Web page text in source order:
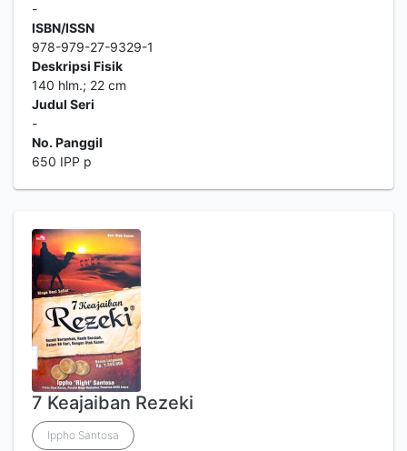
-
ISBN/ISSN
978-979-27-9329-1
Deskripsi Fisik
140 hlm.; 22 cm
Judul Seri
-
No. Panggil
650 IPP p
7 Keajaiban Rezeki
Ippho Santosa